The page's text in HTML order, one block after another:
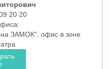
20 20
ЗАМОК", офис в зоне